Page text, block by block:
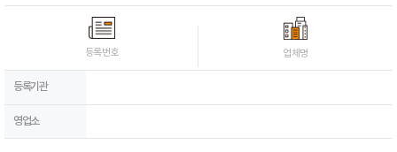
등록번호 업체명
등록기관
영업소